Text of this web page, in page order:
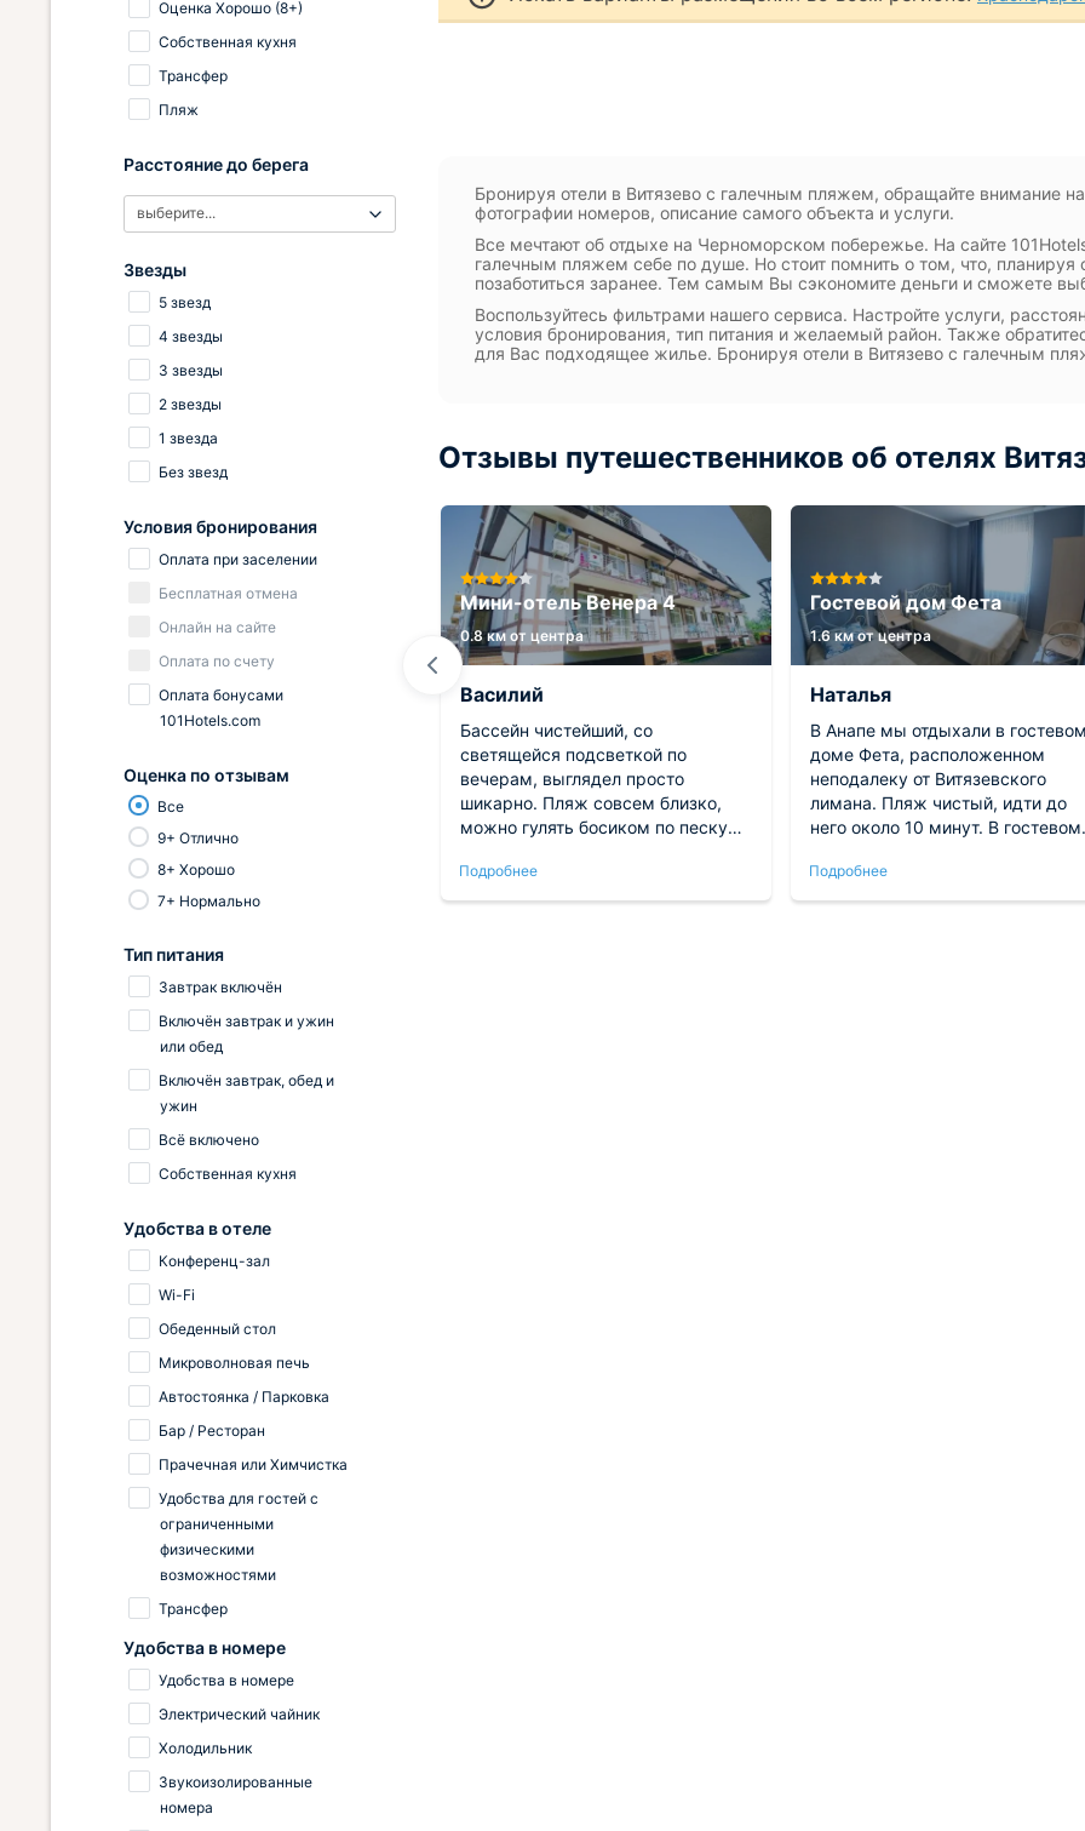
Бронируя отели в Витязево с галечным пляжем, обращайте внимание
фотографии номеров, описание самого объекта и услуги.
Все мечтают об отдыхе на Черноморском побережье. На сайте
галечным пляжем себе по душе. Но стоит помнить о том, что,
позаботиться заранее. Тем самым Вы сэкономите деньги и сможете
Воспользуйтесь фильтрами нашего сервиса. Настройте услуги,
условия бронирования, тип питания и желаемый район. Также
для Вас подходящее жилье. Бронируя отели в Витязево с галечным
Отзывы путешественников об отелях
Отель Астория
0.3 км от центра
Кристина
Проживали в этом отеле почти
отдыха. Расположение
максимально удобное. в самом
центре и недалеко от пляжа.
Номер у нас был уютный, со
всеми необходимыми
удобствами. Питание
не нужно искать ближайшие кафе.
В общем, рекомендуем!
Подробнее
Мини-отель Венера 4
0.8 км от центра
Василий
Бассейн чистейший, со
светящейся подсветкой по
вечерам, выглядел просто
шикарно. Пляж совсем близко,
можно гулять босиком по песку
Номер у нас был на втором
этаже, с балкона видно море.
Подробнее
Гостевой дом Фета
1.6 км от центра
Наталья
В Анапе мы отдыхали в гостевом
доме Фета, расположенном
неподалеку от Витязевского
лимана. Пляж чистый, идти до
него около 10 минут. В гостевом
трехместном стандарте. Номера
в хорошем состоянии и чистые,
Подробнее
Оценка Хорошо (8+)
Собственная кухня
Трансфер
Пляж
Расстояние до берега
выберите...
Звезды
5 звезд
4 звезды
3 звезды
2 звезды
1 звезда
Без звезд
Условия бронирования
Оплата при заселении
Бесплатная отмена
Онлайн на сайте
Оплата по счету
Оплата бонусами
101Hotels.com
Оценка по отзывам
Все
9+ Отлично
8+ Хорошо
7+ Нормально
Тип питания
Завтрак включён
Включён завтрак и ужин
или обед
Включён завтрак, обед и
ужин
Всё включено
Собственная кухня
Удобства в отеле
Конференц-зал
Wi-Fi
Обеденный стол
Микроволновая печь
Автостоянка / Парковка
Бар / Ресторан
Прачечная или Химчистка
Удобства для гостей с
ограниченными
физическими
возможностями
Трансфер
Удобства в номере
Удобства в номере
Электрический чайник
Холодильник
Звукоизолированные
номера